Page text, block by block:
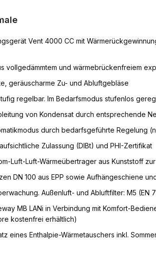
Vent 4000 CC mit
vollgedämmtem und wärmebrückenfreiem
geräuscharme Zu- und Abluftgebläse
regelbar. Im Bedarfsmodus stufenlos
von Kondensat durch entsprechende
durch bedarfsgeführte Regelung
Zulassung (DIBt) und PHI-Zertifikat
Luft-Luft-Wärmeübertrager aus Kunststoff
DN 100 aus EPP sowie Aufhängeschiene
Außenluft- und Abluftfilter: M5 (EN
MB LANi in Verbindung mit Komfort-
kostenfrei erhältlich)
eines Enthalpie-Wärmetauschers inkl.